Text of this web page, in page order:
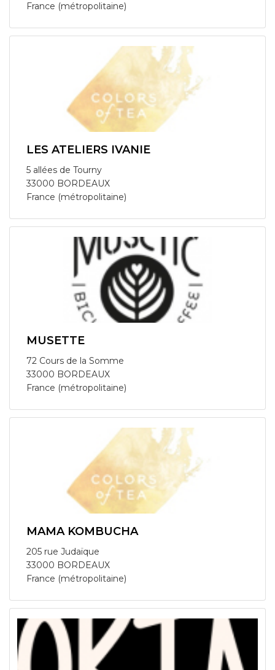
France (métropolitaine)
LES ATELIERS IVANIE
5 allées de Tourny
33000 BORDEAUX
France (métropolitaine)
MUSETTE
72 Cours de la Somme
33000 BORDEAUX
France (métropolitaine)
MAMA KOMBUCHA
205 rue Judaïque
33000 BORDEAUX
France (métropolitaine)